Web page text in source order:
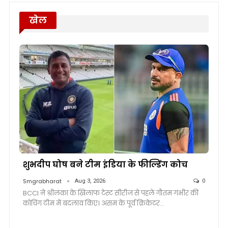
खेल
शुभदीप घोष बने टीम इंडिया के फील्डिंग कोच
Smgrabharat Aug 3, 2026 0
BCCI ने श्रीलंका के खिलाफ टेस्ट सीरीज से पहले गौतम गंभीर की
कोचिंग टीम में बदलाव किए। असम के पूर्व क्रिकेटर…